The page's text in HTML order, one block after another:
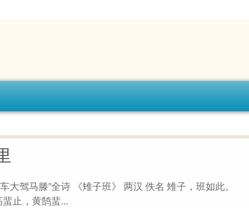
大驾马滕”全诗 《雉子班》 两汉 佚名 雉子，班如此。
止，黄鹄蜚...